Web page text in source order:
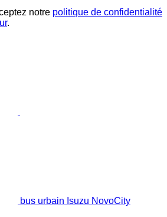
notre politique de confidentialité
.
bus urbain Isuzu NovoCity